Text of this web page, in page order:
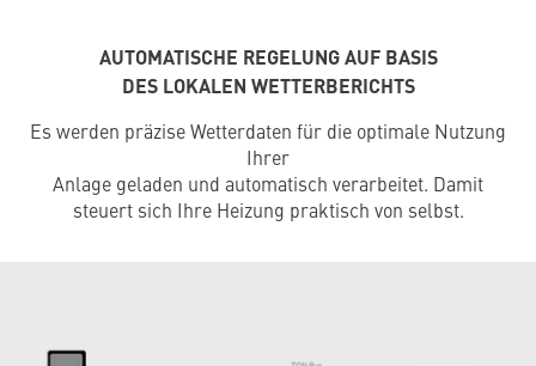
AUTOMATISCHE REGELUNG AUF BASIS
DES LOKALEN WETTERBERICHTS
Es werden präzise Wetterdaten für die optimale Nutzung
Ihrer
Anlage geladen und automatisch verarbeitet. Damit
steuert sich Ihre Heizung praktisch von selbst.